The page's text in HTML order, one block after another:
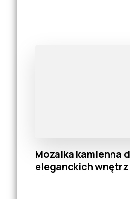
Mozaika kamienna
eleganckich wnętrz